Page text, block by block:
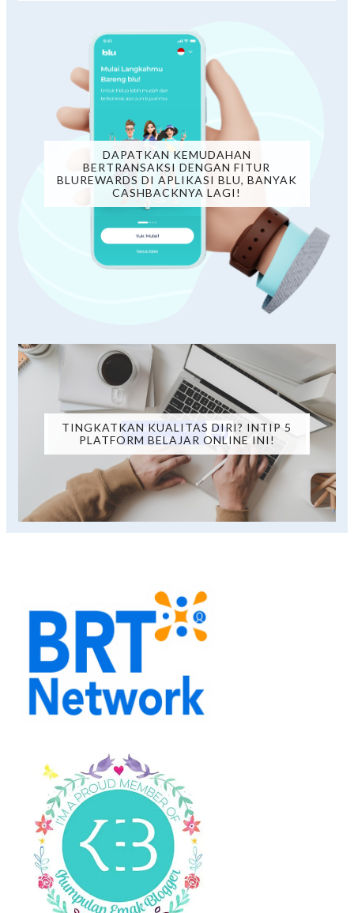
DAPATKAN KEMUDAHAN
BERTRANSAKSI DENGAN FITUR
BLUREWARDS DI APLIKASI BLU, BANYAK
CASHBACKNYA LAGI!
TINGKATKAN KUALITAS DIRI? INTIP 5
PLATFORM BELAJAR ONLINE INI!